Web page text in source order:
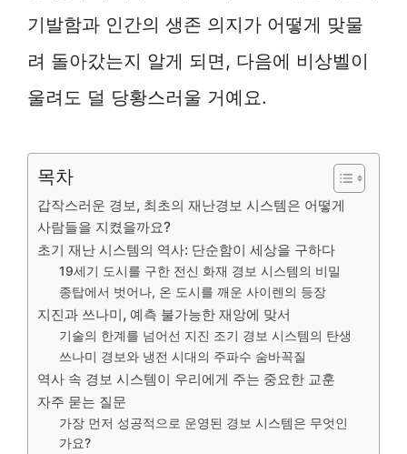
기발함과 인간의 생존 의지가 어떻게 맞물
려 돌아갔는지 알게 되면, 다음에 비상벨이
울려도 덜 당황스러울 거예요.
목차
갑작스러운 경보, 최초의 재난경보 시스템은 어떻게
사람들을 지켰을까요?
초기 재난 시스템의 역사: 단순함이 세상을 구하다
19세기 도시를 구한 전신 화재 경보 시스템의 비밀
종탑에서 벗어나, 온 도시를 깨운 사이렌의 등장
지진과 쓰나미, 예측 불가능한 재앙에 맞서
기술의 한계를 넘어선 지진 조기 경보 시스템의 탄생
쓰나미 경보와 냉전 시대의 주파수 숨바꼭질
역사 속 경보 시스템이 우리에게 주는 중요한 교훈
자주 묻는 질문
가장 먼저 성공적으로 운영된 경보 시스템은 무엇인
가요?